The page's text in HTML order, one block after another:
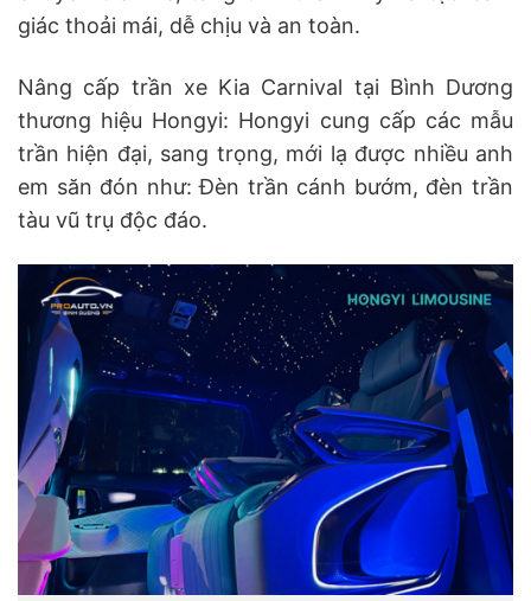
giác thoải mái, dễ chịu và an toàn.
Nâng cấp trần xe Kia Carnival tại Bình Dương
thương hiệu Hongyi: Hongyi cung cấp các mẫu
trần hiện đại, sang trọng, mới lạ được nhiều anh
em săn đón như: Đèn trần cánh bướm, đèn trần
tàu vũ trụ độc đáo.